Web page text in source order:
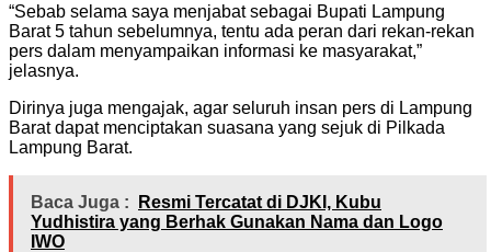
“Sebab selama saya menjabat sebagai Bupati Lampung
Barat 5 tahun sebelumnya, tentu ada peran dari rekan-rekan
pers dalam menyampaikan informasi ke masyarakat,”
jelasnya.
Dirinya juga mengajak, agar seluruh insan pers di Lampung
Barat dapat menciptakan suasana yang sejuk di Pilkada
Lampung Barat.
Baca Juga :
Resmi Tercatat di DJKI, Kubu
Yudhistira yang Berhak Gunakan Nama dan Logo
IWO